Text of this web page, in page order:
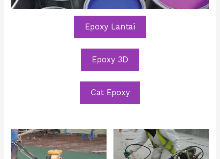
Epoxy Lantai
Epoxy 3D
Cat Epoxy